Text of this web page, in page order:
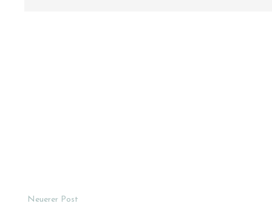
Neuerer Post